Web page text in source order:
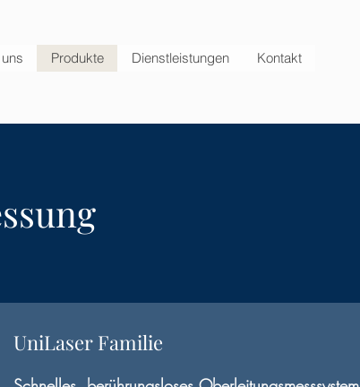
Produkte Dienstleistungen Kontakt
UniLaser Familie